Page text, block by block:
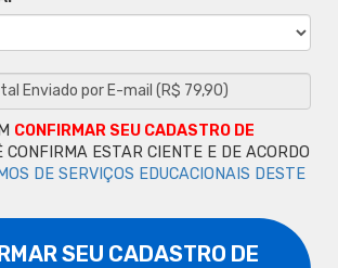
CONFIRMAR SEU CADASTRO DE
CONFIRMA ESTAR CIENTE E DE ACORDO
DE SERVIÇOS EDUCACIONAIS DESTE
SEU CADASTRO DE